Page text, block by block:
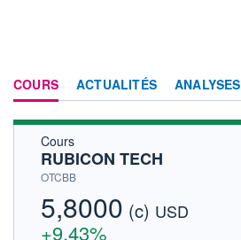
COURS ACTUALITÉS ANALYSES
Cours
RUBICON TECH
OTCBB
5,8000 (c) USD
+9,43%